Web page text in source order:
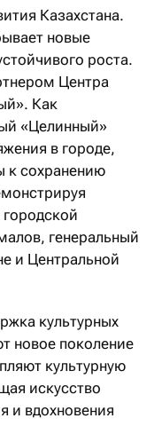
Казахстана.
новые
роста.
Центра
Как
«Целинный»
в городе,
к сохранению
генеральный
и Центральной
культурных
новое поколение
культурную
искусство
и вдохновения